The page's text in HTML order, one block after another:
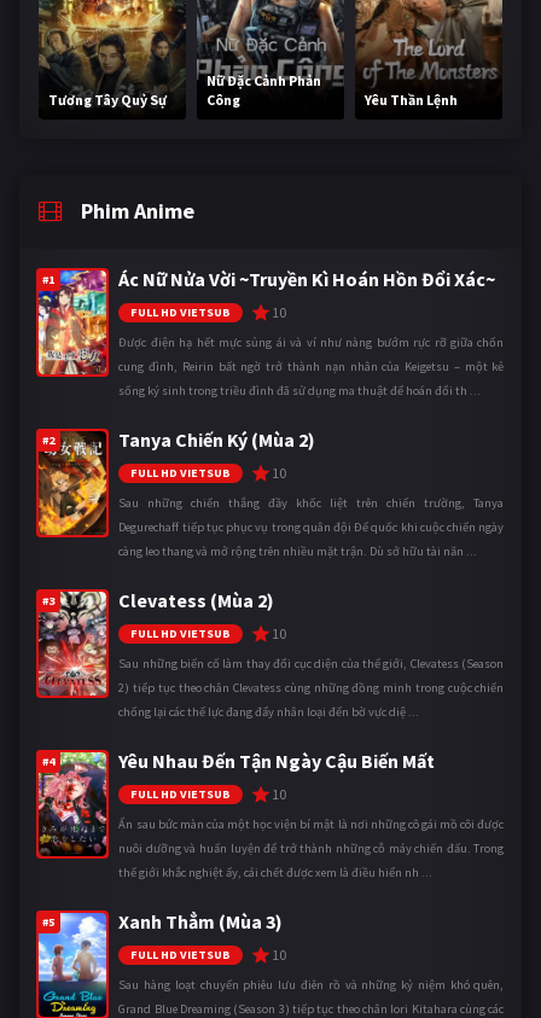
Tương Tây Quỷ Sự
Nữ Đặc Cảnh Phản
Công
Yêu Thần Lệnh
Phim Anime
#1 Ác Nữ Nửa Vời ~Truyền Kì Hoán Hồn Đổi Xác~
FULL HD VIETSUB 10
Được điện hạ hết mực sủng ái và ví như nàng bướm rực rỡ giữa chốn
cung đình, Reirin bất ngờ trở thành nạn nhân của Keigetsu – một kẻ
sống ký sinh trong triều đình đã sử dụng ma thuật để hoán đổi th ...
#2 Tanya Chiến Ký (Mùa 2)
FULL HD VIETSUB 10
Sau những chiến thắng đầy khốc liệt trên chiến trường, Tanya
Degurechaff tiếp tục phục vụ trong quân đội Đế quốc khi cuộc chiến ngày
càng leo thang và mở rộng trên nhiều mặt trận. Dù sở hữu tài năn ...
#3 Clevatess (Mùa 2)
FULL HD VIETSUB 10
Sau những biến cố làm thay đổi cục diện của thế giới, Clevatess (Season
2) tiếp tục theo chân Clevatess cùng những đồng minh trong cuộc chiến
chống lại các thế lực đang đẩy nhân loại đến bờ vực diệ ...
#4 Yêu Nhau Đến Tận Ngày Cậu Biến Mất
FULL HD VIETSUB 10
Ẩn sau bức màn của một học viện bí mật là nơi những cô gái mồ côi được
nuôi dưỡng và huấn luyện để trở thành những cỗ máy chiến đấu. Trong
thế giới khắc nghiệt ấy, cái chết được xem là điều hiển nh ...
#5 Xanh Thẳm (Mùa 3)
FULL HD VIETSUB 10
Sau hàng loạt chuyến phiêu lưu điên rồ và những kỷ niệm khó quên,
Grand Blue Dreaming (Season 3) tiếp tục theo chân Iori Kitahara cùng các